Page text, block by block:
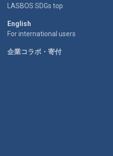
LASBOS SDGs top
English
For international users
企業コラボ・寄付